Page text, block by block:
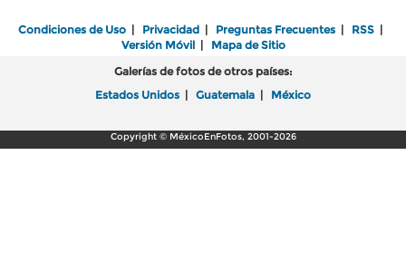
Condiciones de Uso | Privacidad | Preguntas Frecuentes | RSS |
Versión Móvil| Mapa de Sitio
Galerías de fotos de otros países:
Estados Unidos | Guatemala | México
Copyright © MéxicoEnFotos, 2001-2026